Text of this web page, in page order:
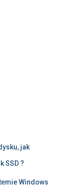
jak
SSD ?
Windows